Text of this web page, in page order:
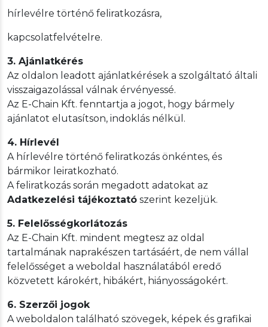
hírlevélre történő feliratkozásra,
kapcsolatfelvételre.
3. Ajánlatkérés
Az oldalon leadott ajánlatkérések a szolgáltató általi
visszaigazolással válnak érvényessé.
Az E-Chain Kft. fenntartja a jogot, hogy bármely
ajánlatot elutasítson, indoklás nélkül.
4. Hírlevél
A hírlevélre történő feliratkozás önkéntes, és
bármikor leiratkozható.
A feliratkozás során megadott adatokat az
Adatkezelési tájékoztató szerint kezeljük.
5. Felelősségkorlátozás
Az E-Chain Kft. mindent megtesz az oldal
tartalmának naprakészen tartásáért, de nem vállal
felelősséget a weboldal használatából eredő
közvetett károkért, hibákért, hiányosságokért.
6. Szerzői jogok
A weboldalon található szövegek, képek és grafikai